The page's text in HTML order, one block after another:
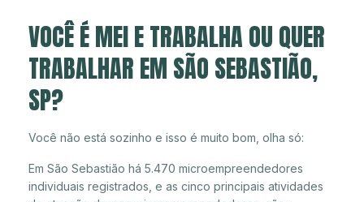
VOCÊ É MEI E TRABALHA OU QUER
TRABALHAR EM SÃO SEBASTIÃO,
SP?
Você não está sozinho e isso é muito bom, olha só:
Em São Sebastião há 5.470 microempreendedores
individuais registrados, e as cinco principais atividades